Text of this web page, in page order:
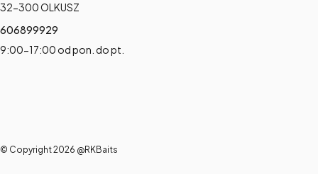
32-300 OLKUSZ
606899929
9:00-17:00 od pon. do pt.
© Copyright 2026 @RKBaits